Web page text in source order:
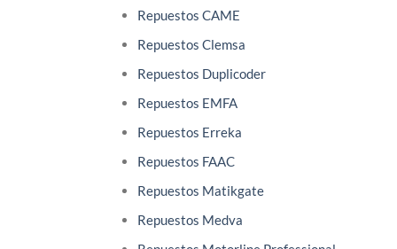
Repuestos CAME
Repuestos Clemsa
Repuestos Duplicoder
Repuestos EMFA
Repuestos Erreka
Repuestos FAAC
Repuestos Matikgate
Repuestos Medva